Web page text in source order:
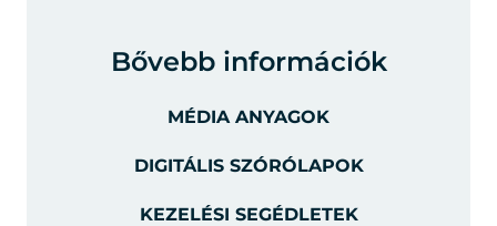
Bővebb információk
MÉDIA ANYAGOK
DIGITÁLIS SZÓRÓLAPOK
KEZELÉSI SEGÉDLETEK